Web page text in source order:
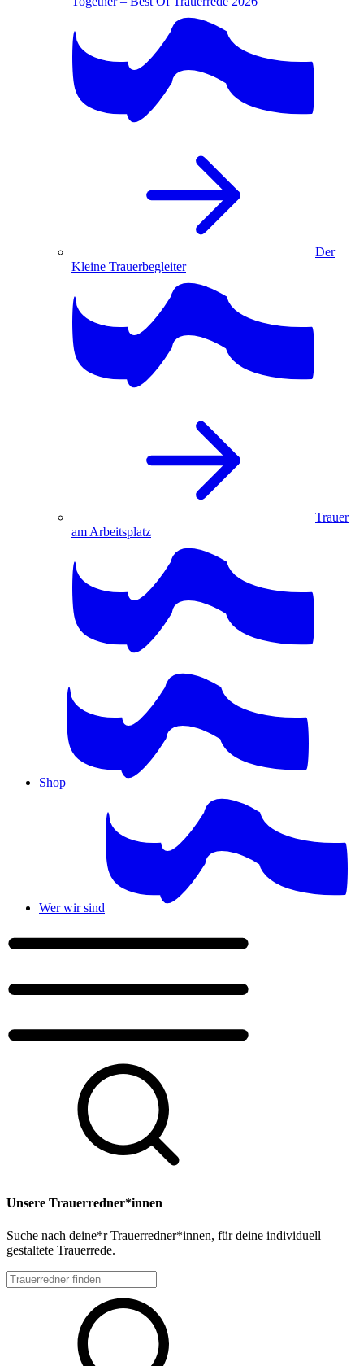
Der
Kleine Trauerbegleiter
Trauer
am Arbeitsplatz
Shop
Wer wir sind
Unsere Trauerredner*innen
Suche nach deine*r Trauerredner*innen, für deine individuell
gestaltete Trauerrede.